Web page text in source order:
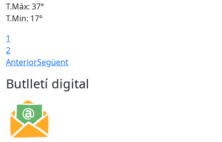
T.Màx: 37°
T.Min: 17°
1
2
AnteriorSegüent
Butlletí digital